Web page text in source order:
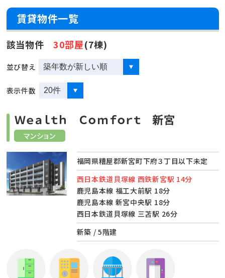
賃貸物件一覧
該当物件 30部屋(7棟)
並び替え
表示件数
マンション
Ｗｅａｌｔｈ Ｃｏｍｆｏｒｔ 新宮
福岡県糟屋郡新宮町下府３丁目以下未定
西日本鉄道貝塚線 西鉄新宮駅 14分
鹿児島本線 福工大前駅 18分
鹿児島本線 新宮中央駅 18分
西日本鉄道貝塚線 三苫駅 26分
新築 / 5階建